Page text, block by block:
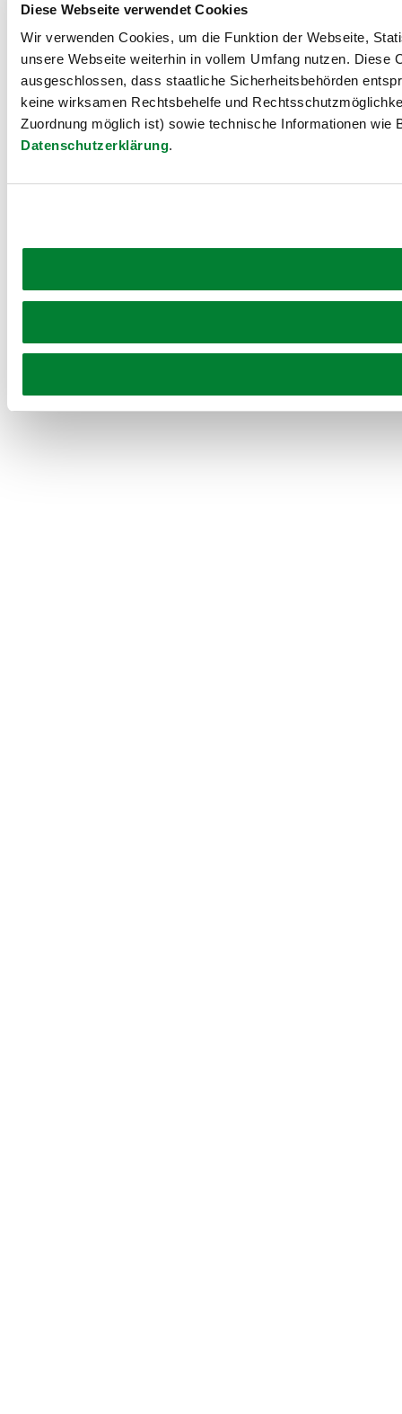
Diese Webseite verwendet Cookies
Wir verwenden Cookies, um die Funktion der Webseite,
unsere Webseite weiterhin in vollem Umfang nutzen.
ausgeschlossen, dass staatliche Sicherheitsbehörden
keine wirksamen Rechtsbehelfe und
Zuordnung möglich ist) sowie technische Informationen
Datenschutzerklärung.